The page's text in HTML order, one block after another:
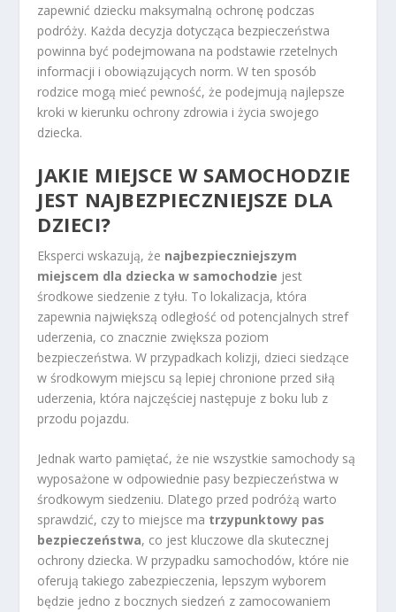
zapewnić dziecku maksymalną ochronę podczas
podróży. Każda decyzja dotycząca bezpieczeństwa
powinna być podejmowana na podstawie rzetelnych
informacji i obowiązujących norm. W ten sposób
rodzice mogą mieć pewność, że podejmują najlepsze
kroki w kierunku ochrony zdrowia i życia swojego
dziecka.
JAKIE MIEJSCE W SAMOCHODZIE
JEST NAJBEZPIECZNIEJSZE DLA
DZIECI?
Eksperci wskazują, że najbezpieczniejszym
miejscem dla dziecka w samochodzie jest
środkowe siedzenie z tyłu. To lokalizacja, która
zapewnia największą odległość od potencjalnych stref
uderzenia, co znacznie zwiększa poziom
bezpieczeństwa. W przypadkach kolizji, dzieci siedzące
w środkowym miejscu są lepiej chronione przed siłą
uderzenia, która najczęściej następuje z boku lub z
przodu pojazdu.
Jednak warto pamiętać, że nie wszystkie samochody są
wyposażone w odpowiednie pasy bezpieczeństwa w
środkowym siedzeniu. Dlatego przed podróżą warto
sprawdzić, czy to miejsce ma trzypunktowy pas
bezpieczeństwa, co jest kluczowe dla skutecznej
ochrony dziecka. W przypadku samochodów, które nie
oferują takiego zabezpieczenia, lepszym wyborem
będzie jedno z bocznych siedzeń z zamocowaniem